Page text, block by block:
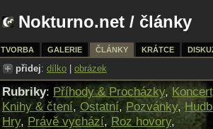
Nokturno.net / články
TVORBA GALERIE ČLÁNKY KRÁTCE
přidej: dílko obrázek
Rubriky: Příhody & Procházky,
Knihy & čtení, Ostatní,Pozvánky,
Hry, Právě vychází, Roz hovory,